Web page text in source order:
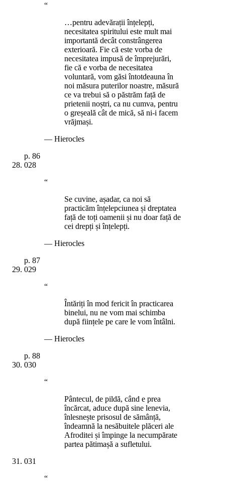
“
…pentru adevărații înțelepți,
necesitatea spiritului este mult mai
importantă decât constrângerea
exterioară. Fie că este vorba de
necesitatea impusă de împrejurări,
fie că e vorba de necesitatea
voluntară, vom găsi întotdeauna în
noi măsura puterilor noastre, măsură
ce va trebui să o păstrăm față de
prietenii noștri, ca nu cumva, pentru
o greșeală cât de mică, să ni-i facem
vrăjmași.
— Hierocles
p. 86
028
“
Se cuvine, așadar, ca noi să
practicăm înțelepciunea și dreptatea
față de toți oamenii și nu doar față de
cei drepți și înțelepți.
— Hierocles
p. 87
029
“
Întăriți în mod fericit în practicarea
binelui, nu ne vom mai schimba
după ființele pe care le vom întâlni.
— Hierocles
p. 88
030
“
Pântecul, de pildă, când e prea
încărcat, aduce după sine lenevia,
înlesnește prisosul de sămânță,
îndeamnă la nesăbuitele plăceri ale
Afroditei și împinge la necumpărate
partea pătimașă a sufletului.
031
“